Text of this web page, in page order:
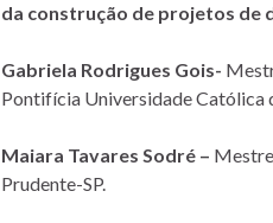
da construção de projetos de
Gabriela Rodrigues Gois-
Pontifícia Universidade Católica
Maiara Tavares Sodré –
Prudente-SP.